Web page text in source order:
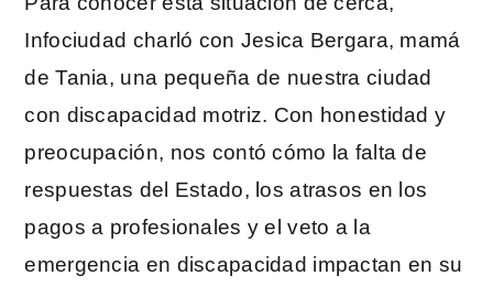
Infociudad charló con Jesica Bergara, mamá
de Tania, una pequeña de nuestra ciudad
con discapacidad motriz. Con honestidad y
preocupación, nos contó cómo la falta de
respuestas del Estado, los atrasos en los
pagos a profesionales y el veto a la
emergencia en discapacidad impactan en su